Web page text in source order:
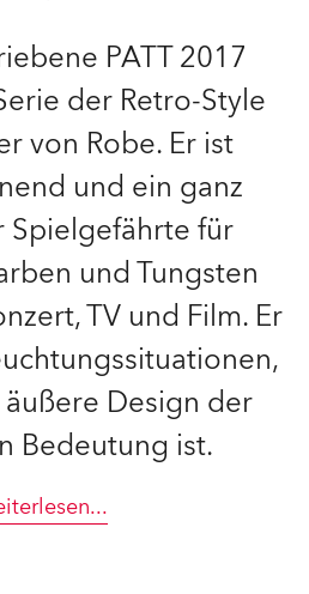
PATT 2017
der Retro-Style
von Robe. Er ist
und ein ganz
Spielgefährte für
und Tungsten
TV und Film. Er
Design der
Bedeutung ist.
...